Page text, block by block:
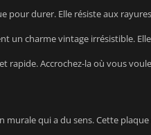
pour durer. Elle résiste aux
un charme vintage irrésistible.
rapide. Accrochez-la où vous
murale qui a du sens. Cette